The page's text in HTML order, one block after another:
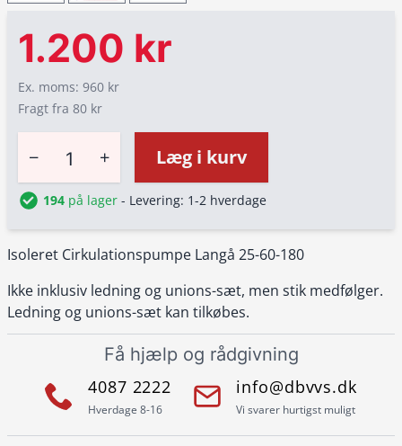
Isoleret Cirkulationspumpe Langå 25-60-180
Ikke inklusiv ledning og unions-sæt, men stik medfølger.
Ledning og unions-sæt kan tilkøbes.
1.200 kr
Ex. moms: 960 kr
Fragt fra 80 kr
− + Læg i kurv
194 på lager - Levering: 1-2 hverdage
Få hjælp og rådgivning
4087 2222
Hverdage 8-16
info@dbvvs.dk
Vi svarer hurtigst muligt